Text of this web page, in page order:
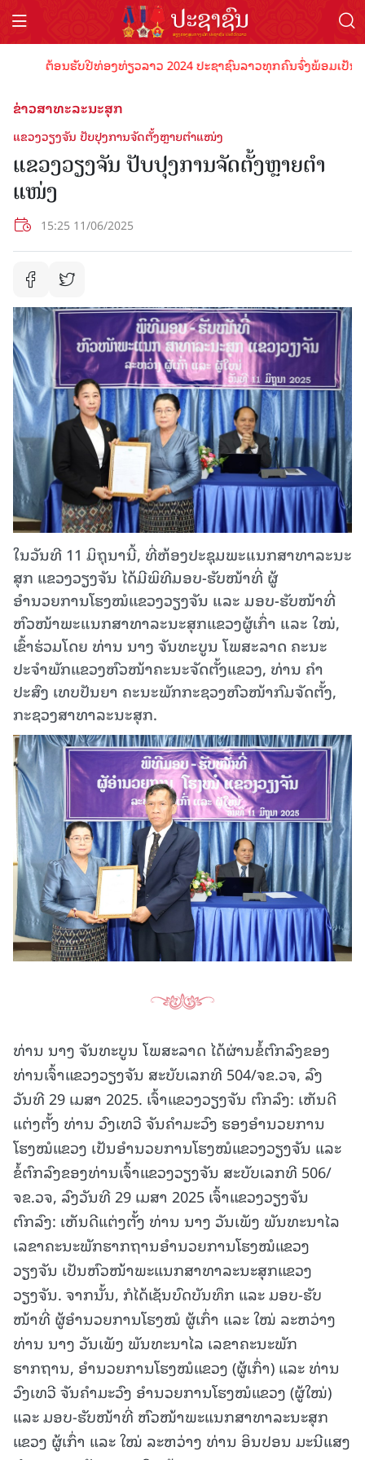
ຕ້ອນຮັບປີທ່ອງທ່ຽວລາວ 2024 ປະຊາຊົນລາວທຸກຄົນຈົ່ງພ້ອມເປັນເ
ຂ່າວສາທະລະນະສຸກ
ແຂວງວຽງຈັນ ປັບປຸງການຈັດຕັ້ງຫຼາຍຕໍາແໜ່ງ
ແຂວງວຽງຈັນ ປັບປຸງການຈັດຕັ້ງຫຼາຍຕໍາ
ແໜ່ງ
15:25 11/06/2025
ໃນວັນທີ 11 ມິຖຸນານີ້, ທີ່ຫ້ອງປະຊຸມພະແນກສາທາລະນະ
ສຸກ ແຂວງວຽງຈັນ ໄດ້ມີພິທີມອບ-ຮັບໜ້າທີ່ ຜູ້
ອຳນວຍການໂຮງໝໍແຂວງວຽງຈັນ ແລະ ມອບ-ຮັບໜ້າທີ່
ຫົວໜ້າພະແນກສາທາລະນະສຸກແຂວງຜູ້ເກົ່າ ແລະ ໃໝ່,
ເຂົ້າຮ່ວມໂດຍ ທ່ານ ນາງ ຈັນທະບູນ ໂພສະລາດ ຄະນະ
ປະຈຳພັກແຂວງຫົວໜ້າຄະນະຈັດຕັ້ງແຂວງ, ທ່ານ ຄຳ
ປະສົງ ເທບປັນຍາ ຄະນະພັກກະຊວງຫົວໜ້າກົມຈັດຕັ້ງ,
ກະຊວງສາທາລະນະສຸກ.
ທ່ານ ນາງ ຈັນທະບູນ ໂພສະລາດ ໄດ້ຜ່ານຂໍ້ຕົກລົງຂອງ
ທ່ານເຈົ້າແຂວງວຽງຈັນ ສະບັບເລກທີ 504/ຈຂ.ວຈ, ລົງ
ວັນທີ 29 ເມສາ 2025. ເຈົ້າແຂວງວຽງຈັນ ຕົກລົງ: ເຫັນດີ
ແຕ່ງຕັ້ງ ທ່ານ ວົງເທວີ ຈັນຄຳມະວົງ ຮອງອຳນວຍການ
ໂຮງໝໍແຂວງ ເປັນອຳນວຍການໂຮງໝໍແຂວງວຽງຈັນ ແລະ
ຂໍ້ຕົກລົງຂອງທ່ານເຈົ້າແຂວງວຽງຈັນ ສະບັບເລກທີ 506/
ຈຂ.ວຈ, ລົງວັນທີ 29 ເມສາ 2025 ເຈົ້າແຂວງວຽງຈັນ
ຕົກລົງ: ເຫັນດີແຕ່ງຕັ້ງ ທ່ານ ນາງ ວັນເພັງ ພັນທະນາໄລ
ເລຂາຄະນະພັກຮາກຖານອຳນວຍການໂຮງໝໍແຂວງ
ວຽງຈັນ ເປັນຫົວໜ້າພະແນກສາທາລະນະສຸກແຂວງ
ວຽງຈັນ. ຈາກນັ້ນ, ກໍໄດ້ເຊັນບົດບັນທຶກ ແລະ ມອບ-ຮັບ
ໜ້າທີ່ ຜູ້ອຳນວຍການໂຮງໝໍ ຜູ້ເກົ່າ ແລະ ໃໝ່ ລະຫວ່າງ
ທ່ານ ນາງ ວັນເພັງ ພັນທະນາໄລ ເລຂາຄະນະພັກ
ຮາກຖານ, ອຳນວຍການໂຮງໝໍແຂວງ (ຜູ້ເກົ່າ) ແລະ ທ່ານ
ວົງເທວີ ຈັນຄຳມະວົງ ອຳນວຍການໂຮງໝໍແຂວງ (ຜູ້ໃໝ່)
ແລະ ມອບ-ຮັບໜ້າທີ່ ຫົວໜ້າພະແນກສາທາລະນະສຸກ
ແຂວງ ຜູ້ເກົ່າ ແລະ ໃໝ່ ລະຫວ່າງ ທ່ານ ອິນປອນ ມະນີແສງ